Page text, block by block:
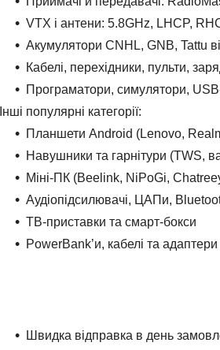
VTX і антени: 5.8GHz, LHCP,
Акумулятори CNHL, GNB, Tattu
Кабелі, перехідники, пульти,
Програматори, симулятори,
Інші популярні категорії:
Планшети Android (Lenovo,
Навушники та гарнітури (TWS,
Міні-ПК (Beelink, NiPoGi,
Аудіопідсилювачі, ЦАПи,
ТВ-приставки та смарт-бокси
PowerBank’и, кабелі та адаптери
Швидка відправка в день